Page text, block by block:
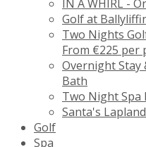
IN A WHIRL -
Golf at
Two Nights
From €225 per
Overnight Stay
Bath
Two Night Spa
Santa's
Golf
Spa